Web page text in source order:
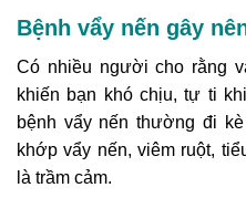
Bệnh vẩy nến gây
Có nhiều người cho rằng
khiến bạn khó chịu, tự ti
bệnh vẩy nến thường đi
khớp vẩy nến, viêm ruột,
là trầm cảm.